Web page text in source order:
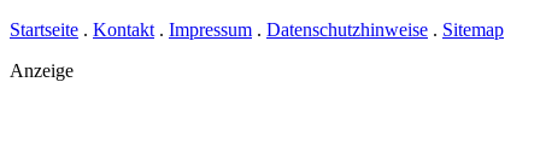
Startseite . Kontakt . Impressum . Datenschutzhinweise . Sitemap
Anzeige